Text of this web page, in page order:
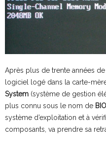
Après plus de trente années
logiciel logé dans la carte-
System (système de gestion
plus connu sous le nom de
système d’exploitation et à
composants, va prendre sa